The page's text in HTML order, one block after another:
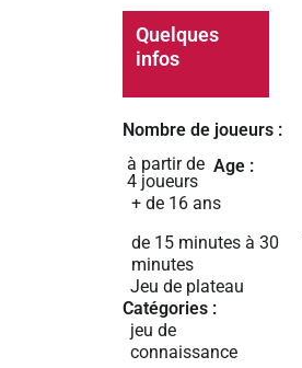
Quelques
infos
Nombre de joueurs :
à partir de
4 joueurs
Age :
+ de 16 ans
de 15 minutes à 30
minutes
Jeu de plateau
Catégories :
jeu de
connaissance